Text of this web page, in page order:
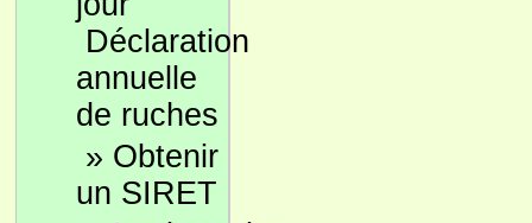
Déclaration
annuelle
de ruches
» Obtenir
un SIRET